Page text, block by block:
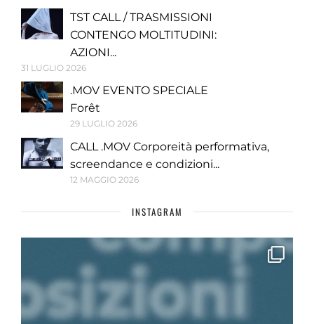
TST CALL / TRASMISSIONI
CONTENGO MOLTITUDINI:
AZIONI...
31 LUGLIO 2026
.MOV EVENTO SPECIALE
Forêt
29 LUGLIO 2026
CALL .MOV Corporeità performativa,
screendance e condizioni...
12 MAGGIO 2026
INSTAGRAM